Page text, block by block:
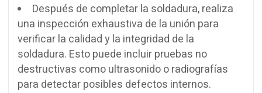
Después de completar la soldadura, realiza
una inspección exhaustiva de la unión para
verificar la calidad y la integridad de la
soldadura. Esto puede incluir pruebas no
destructivas como ultrasonido o radiografías
para detectar posibles defectos internos.